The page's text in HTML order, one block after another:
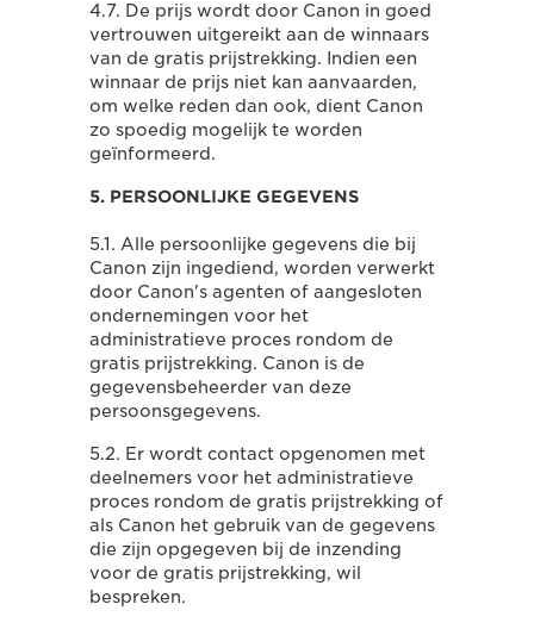
4.7. De prijs wordt door Canon in goed
vertrouwen uitgereikt aan de winnaars
van de gratis prijstrekking. Indien een
winnaar de prijs niet kan aanvaarden,
om welke reden dan ook, dient Canon
zo spoedig mogelijk te worden
geïnformeerd.
5. PERSOONLIJKE GEGEVENS
5.1. Alle persoonlijke gegevens die bij
Canon zijn ingediend, worden verwerkt
door Canon's agenten of aangesloten
ondernemingen voor het
administratieve proces rondom de
gratis prijstrekking. Canon is de
gegevensbeheerder van deze
persoonsgegevens.
5.2. Er wordt contact opgenomen met
deelnemers voor het administratieve
proces rondom de gratis prijstrekking of
als Canon het gebruik van de gegevens
die zijn opgegeven bij de inzending
voor de gratis prijstrekking, wil
bespreken.